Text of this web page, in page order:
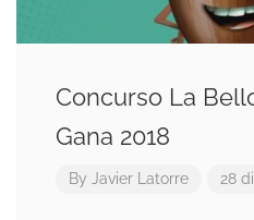
Concurso La
Gana 2018
By Javier Latorre 28